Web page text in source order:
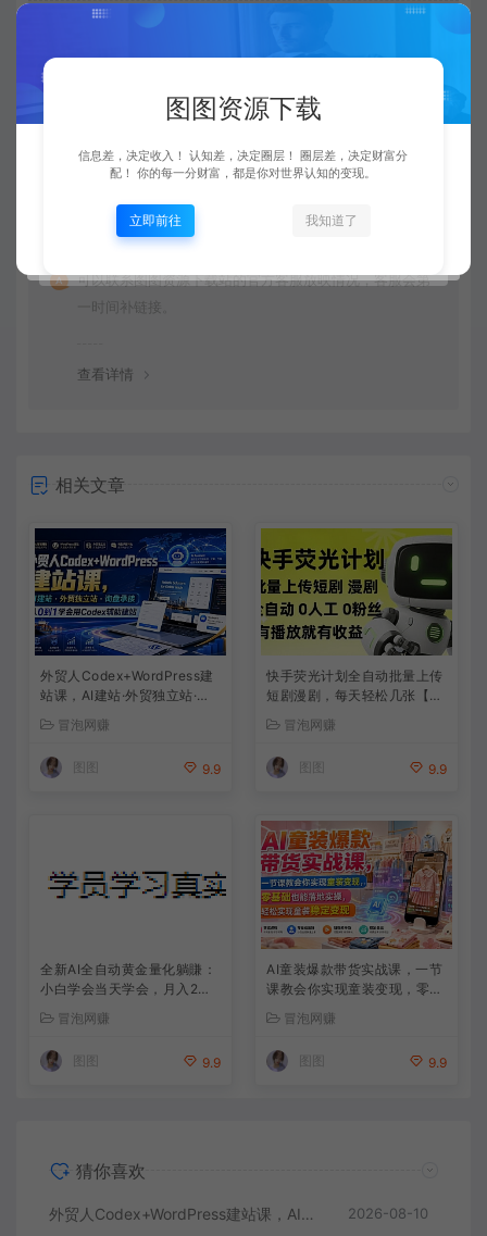
由于下载服务的特殊性，一旦您购买使用了下载服务，就
不接受退款申请。望周知。
资源链接失效了怎么办？
可以联系图图资源下载站的官方客服放映情况，客服会第
一时间补链接。
查看详情
相关文章
外贸人Codex+WordPress建
站课，AI建站·外贸独立站·询
盘承接，从0到1学会用Codex
辅助建站（更新0810）
冒泡网赚
9.9
快手荧光计划全自动批量上传
短剧漫剧，每天轻松几张【揭
秘】
冒泡网赚
9.9
全新AI全自动黄金量化躺賺：
小白学会当天学会，月入2
冒泡网赚
图图 9.9
AI童装爆款带货实战课，一节
课教会你实现童装变现，零基
冒泡网赚
图图 9.9
猜你喜欢
外贸人Codex+WordPress建站课，AI建站·外贸独立站·询盘承接，从0到1学会用Codex辅助建站（更新0810） 2026-08-10
图图资源下载
信息差，决定收入！ 认知差，决定圈层！ 圈层差，决定财富分
配！ 你的每一分财富，都是你对世界认知的变现。
立即前往 我知道了